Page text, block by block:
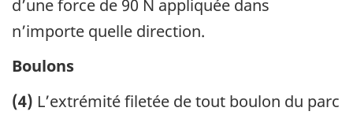
d’une force de 90 N appliquée dans
n’importe quelle direction.
Boulons
(4) L’extrémité filetée de tout boulon du parc